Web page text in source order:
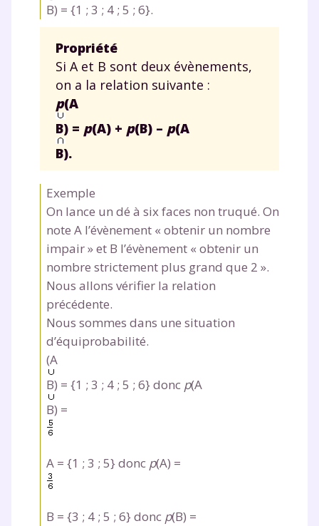
B) = {1 ; 3 ; 4 ; 5 ; 6}.
Propriété
Si A et B sont deux évènements,
on a la relation suivante :
p(A
B) = p(A) + p(B) – p(A
B).
Exemple
On lance un dé à six faces non truqué. On
note A l’évènement « obtenir un nombre
impair » et B l’évènement « obtenir un
nombre strictement plus grand que 2 ».
Nous allons vérifier la relation
précédente.
Nous sommes dans une situation
d’équiprobabilité.
(A
B) = {1 ; 3 ; 4 ; 5 ; 6} donc p(A
B) =
A = {1 ; 3 ; 5} donc p(A) =
B = {3 ; 4 ; 5 ; 6} donc p(B) =